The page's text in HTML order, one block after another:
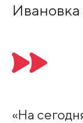
Ивановка
«На